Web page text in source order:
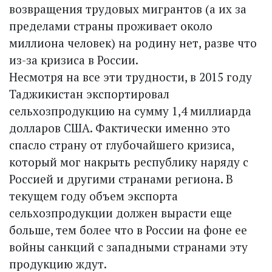
возвращения трудовых мигрантов (а их за
пределами страны проживает около
миллиона человек) на родину нет, разве что
из-за кризиса в России.
Несмотря на все эти трудности, в 2015 году
Таджикистан экспортировал
сельхозпродукцию на сумму 1,4 миллиарда
долларов США. Фактически именно это
спасло страну от глубочайшего кризиса,
который мог накрыть республику наряду с
Россией и другими странами региона. В
текущем году объем экспорта
сельхозпродукции должен вырасти еще
больше, тем более что в России на фоне ее
войны санкций с западными странами эту
продукцию ждут.